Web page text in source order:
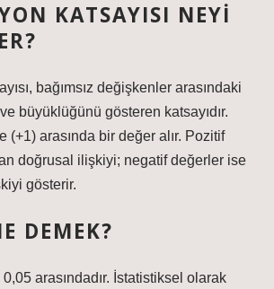
KATSAYISI NEYI
bağımsız değişkenler arasındaki
büyüklüğünü gösteren katsayıdır.
(+1) arasında bir değer alır. Pozitif
doğrusal ilişkiyi; negatif değerler ise
gösterir.
DEMEK?
arasındadır. İstatistiksel olarak